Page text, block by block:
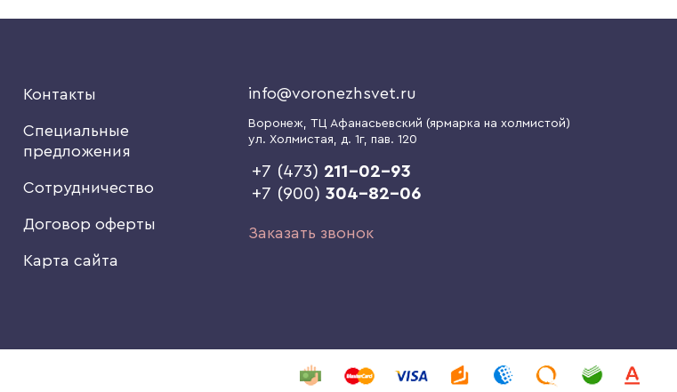
Контакты
Специальные
предложения
Сотрудничество
Договор оферты
Карта сайта
info@voronezhsvet.ru
Воронеж, ТЦ Афанасьевский (ярмарка на холмистой)
ул. Холмистая, д. 1г, пав. 120
+7 (473) 211-02-93
+7 (900) 304-82-06
Заказать звонок